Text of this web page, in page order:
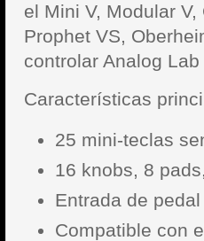
el Mini V, Modular
Prophet VS,
controlar Analog
Características
25 mini-teclas
16 knobs, 8
Entrada de
Compatible con